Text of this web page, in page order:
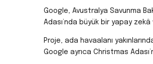
Google, Avustralya Savunma
Adası’nda büyük bir yapay zekâ
Proje, ada havaalanı
Google ayrıca Christmas